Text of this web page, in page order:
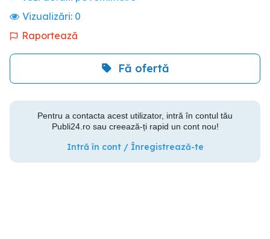
Vizualizări: 0
Raportează
Fă ofertă
Pentru a contacta acest utilizator, intră în contul tău
Publi24.ro sau creează-ți rapid un cont nou!
Intră în cont / Înregistrează-te